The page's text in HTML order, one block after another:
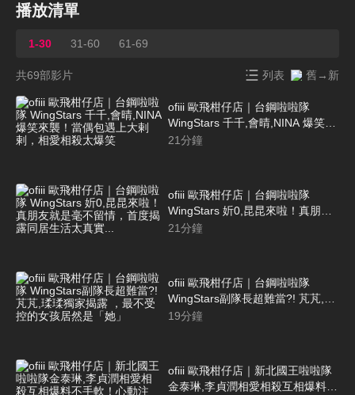
播放清單
1-30 31-60 61-69
共69部影片 列表 舊→新
ofiii 歐飛柑仔店｜台鋼啦啦隊
WingStars 千千,會晴,NINA 爆笑來
襲！當偶包遇上大剌剌，相愛相殺
21分鐘
ofiii 歐飛柑仔店｜台鋼啦啦隊
WingStars 妡0,昆昆來啦！真朋友
就是毫不留情，首度揭露同居生活
21分鐘
ofiii 歐飛柑仔店｜台鋼啦啦隊
WingStars副隊長超難當?! 芃芃,瑈
瑈獨家揭露 ，最不受控的女孩居然
19分鐘
ofiii 歐飛柑仔店｜新北國王啦啦隊
金泰琳,李貞潤相愛相殺互相爆料不